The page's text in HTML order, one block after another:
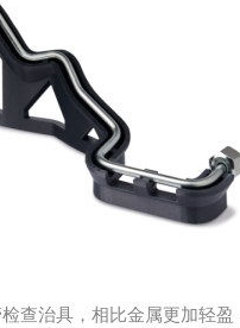
治具，相比金属更加轻盈